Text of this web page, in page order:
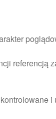
referencją